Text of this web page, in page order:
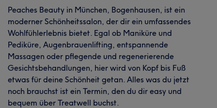
Peaches Beauty in München, Bogenhausen, ist ein
moderner Schönheitssalon, der dir ein umfassendes
Wohlfühlerlebnis bietet. Egal ob Maniküre und
Pediküre, Augenbrauenlifting, entspannende
Massagen oder pflegende und regenerierende
Gesichtsbehandlungen, hier wird von Kopf bis Fuß
etwas für deine Schönheit getan. Alles was du jetzt
noch brauchst ist ein Termin, den du dir easy und
bequem über Treatwell buchst.